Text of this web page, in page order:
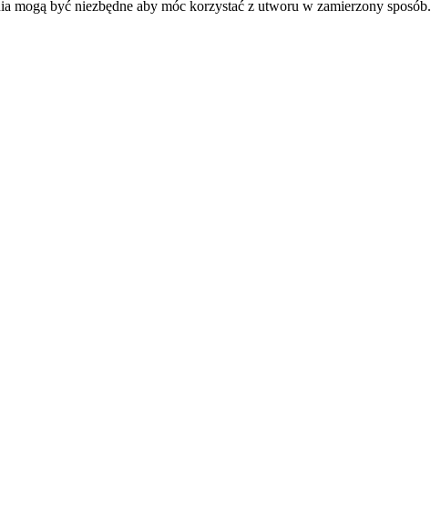
mogą być niezbędne aby móc korzystać z utworu w zamierzony sposób.